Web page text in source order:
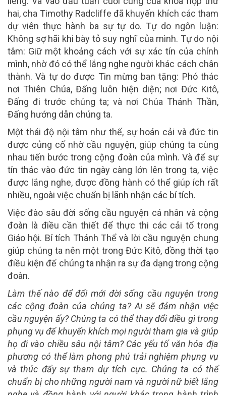
hai, cha Timothy Radcliffe đã khuyến khích các tham
dự viên thực hành ba sự tự do. Tự do ngôn luận:
Không sợ hãi khi bày tỏ suy nghĩ của mình. Tự do nội
tâm: Giữ một khoảng cách với sự xác tín của chính
mình, nhờ đó có thể lắng nghe người khác cách chân
thành. Và tự do được Tin mừng ban tặng: Phó thác
nơi Thiên Chúa, Đấng luôn hiện diện; nơi Đức Kitô,
Đấng đi trước chúng ta; và nơi Chúa Thánh Thần,
Đấng hướng dẫn chúng ta.
Một thái độ nội tâm như thế, sự hoán cải và đức tin
được củng cố nhờ cầu nguyện, giúp chúng ta cùng
nhau tiến bước trong cộng đoàn của mình. Và để sự
tín thác vào đức tin ngày càng lớn lên trong ta, việc
được lắng nghe, được đồng hành có thể giúp ích rất
nhiều, ngoài việc chuẩn bị lãnh nhận các bí tích.
Việc đào sâu đời sống cầu nguyện cá nhân và cộng
đoàn là điều cần thiết để thực thi các cải tổ trong
Giáo hội. Bí tích Thánh Thể và lời cầu nguyện chung
giúp chúng ta nên một trong Đức Kitô, đồng thời tạo
điều kiện để chúng ta nhận ra sự đa dạng trong cộng
đoàn.
Làm thế nào để đổi mới đời sống cầu nguyện trong
các cộng đoàn của chúng ta? Ai sẽ đảm nhận việc
cầu nguyện ấy? Chúng ta có thể thay đổi điều gì trong
phụng vụ để khuyến khích mọi người tham gia và giúp
họ đi vào chiều sâu nội tâm? Các yếu tố văn hóa địa
phương có thể làm phong phú trải nghiệm phụng vụ
và thúc đẩy sự tham dự tích cực. Chúng ta có thể
chuẩn bị cho những người nam và người nữ biết lắng